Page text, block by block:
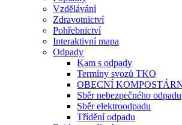
Vzdělávání
Zdravotnictví
Pohřebnictví
Interaktivní mapa
Odpady
Kam s odpady
Termíny svozů TKO
OBECNÍ
Sběr nebezpečného odpadu
Sběr elektroodpadu
Třídění odpadu